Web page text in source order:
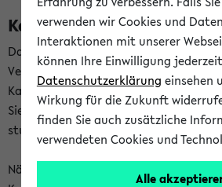
Kalenderintegration
Das eKVV bietet Ihnen die Möglichkeit,
Veranstaltungstermine in eine
Kalenderanwendungen einzubinden.
Sie einen gemeinsamen Überblick über
studienbezogenen Termine erhalten.
Näheres zu Vorteilen und
verwenden wir Cookies und
Interaktionen mit unserer
können Ihre Einwilligung
Datenschutzerklärung einsehen
Wirkung für die Zukunft
finden Sie auch zusätzliche
verwendeten Cookies und
Alle